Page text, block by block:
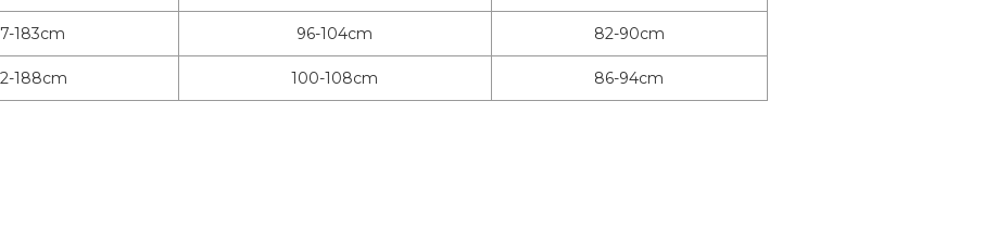
183cm 96-104cm 82-90cm
188cm 100-108cm 86-94cm